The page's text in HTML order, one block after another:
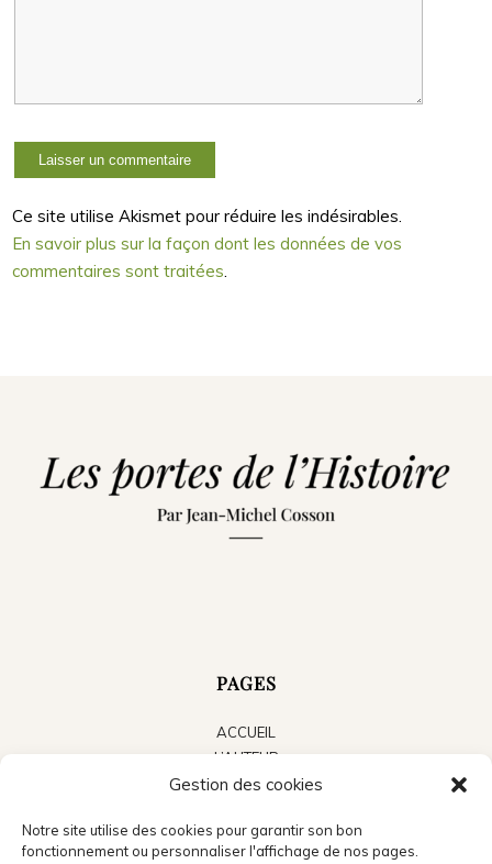
Gestion des cookies
Notre site utilise des cookies pour garantir son bon
fonctionnement ou personnaliser l'affichage de nos pages.
Ce site utilise Akismet pour réduire les indésirables.
En savoir plus sur la façon dont les données de vos
commentaires sont traitées.
PAGES
ACCUEIL
L’AUTEUR
LES LIVRES
ACTUALITÉS
PRESSE